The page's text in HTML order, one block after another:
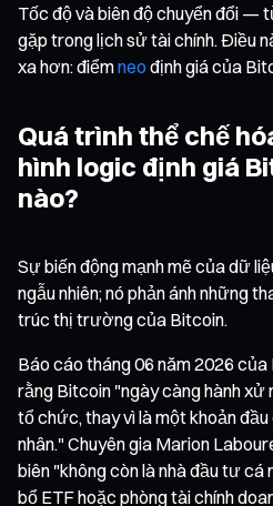
Tốc độ và biên độ chuyển đổi —
gặp trong lịch sử tài chính. Điều
xa hơn: điểmneođịnh giá của
Quá trình thể chế
hình logic định giá
nào?
Sự biến động mạnh mẽ của dữ
ngẫu nhiên; nó phản ánh những
trúc thị trường của Bitcoin.
Báo cáo tháng 06 năm 2026
rằng Bitcoin "ngày càng hành
tổ chức, thay vì là một khoản
nhân." Chuyên gia Marion
biên "không còn là nhà đầu tư cá
bổ ETF hoặc phòng tài chính